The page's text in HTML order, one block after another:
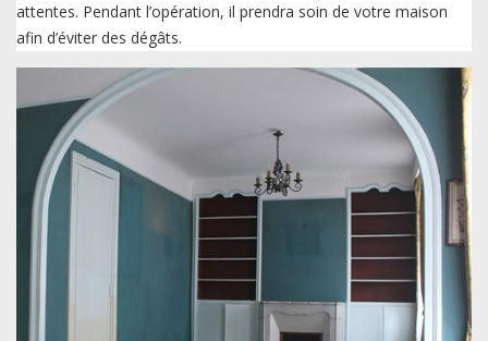
attentes. Pendant l’opération, il prendra soin de votre maison
afin d’éviter des dégâts.